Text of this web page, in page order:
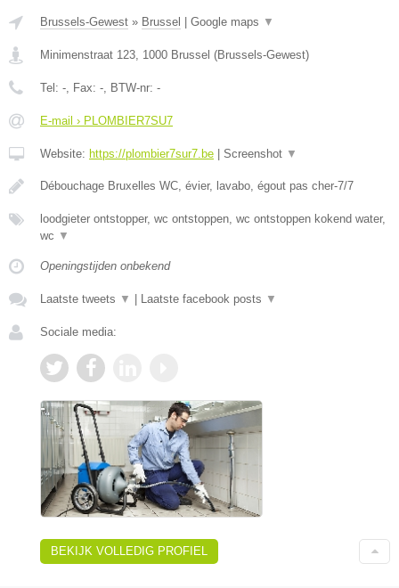
Brussels-Gewest » Brussel Google maps ▼
Minimenstraat 123, 1000 Brussel (Brussels-Gewest)
Tel: -, Fax: -, BTW-nr: -
E-mail › PLOMBIER7SU7
Website: https://plombier7sur7.be Screenshot ▼
Débouchage Bruxelles WC, évier, lavabo, égout pas cher-7/7
loodgieter ontstopper, wc ontstoppen, wc ontstoppen kokend water,
wc ▼
Openingstijden onbekend
Laatste tweets ▼ Laatste facebook posts ▼
Sociale media:
BEKIJK VOLLEDIG PROFIEL